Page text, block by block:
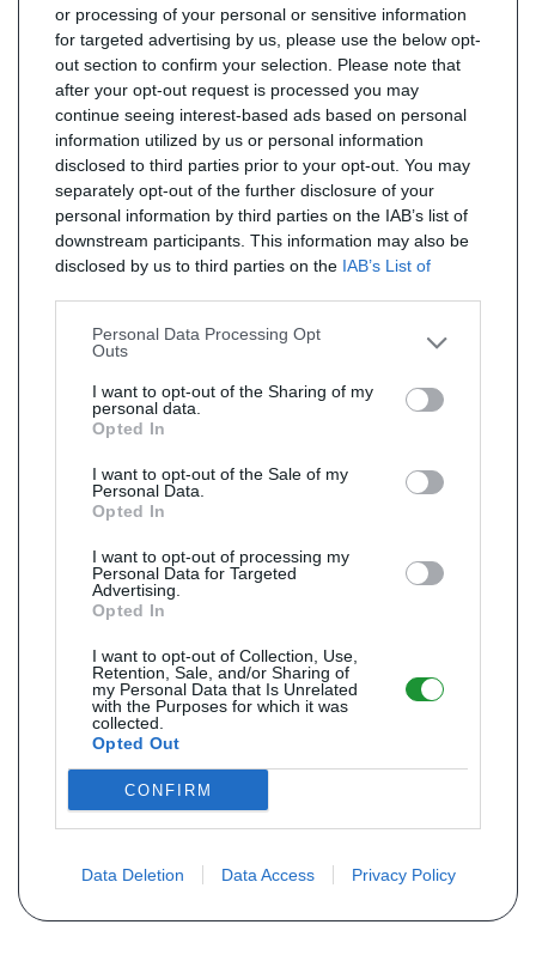
or processing of your personal or sensitive information
for targeted advertising by us, please use the below opt-
out section to confirm your selection. Please note that
after your opt-out request is processed you may
continue seeing interest-based ads based on personal
information utilized by us or personal information
disclosed to third parties prior to your opt-out. You may
separately opt-out of the further disclosure of your
personal information by third parties on the IAB’s list of
downstream participants. This information may also be
disclosed by us to third parties on the IAB’s List of
Personal Data Processing Opt
Outs
I want to opt-out of the Sharing of my
personal data.
Opted In
I want to opt-out of the Sale of my
Personal Data.
Opted In
I want to opt-out of processing my
Personal Data for Targeted
Advertising.
Opted In
I want to opt-out of Collection, Use,
Retention, Sale, and/or Sharing of
my Personal Data that Is Unrelated
with the Purposes for which it was
collected.
Opted Out
CONFIRM
Data Deletion Data Access Privacy Policy